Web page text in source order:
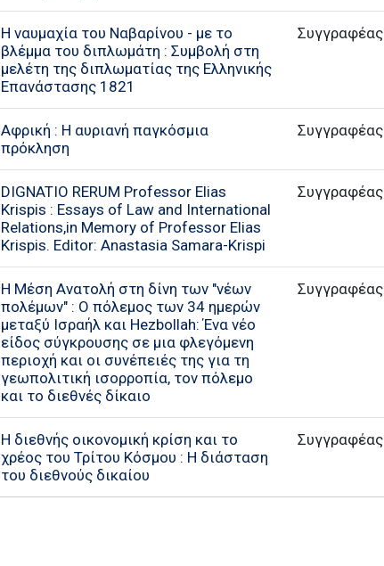
Η ναυμαχία του Ναβαρίνου - με το
βλέμμα του διπλωμάτη : Συμβολή στη
μελέτη της διπλωματίας της Ελληνικής
Επανάστασης 1821
Συγγραφέας
Αφρική : Η αυριανή παγκόσμια
πρόκληση
Συγγραφέας
DIGNATIO RERUM Professor Elias
Krispis : Essays of Law and International
Relations,in Memory of Professor Elias
Krispis. Editor: Anastasia Samara-Krispi
Συγγραφέας
Η Μέση Ανατολή στη δίνη των "νέων
πολέμων" : Ο πόλεμος των 34 ημερών
μεταξύ Ισραήλ και Hezbollah: Ένα νέο
είδος σύγκρουσης σε μια φλεγόμενη
περιοχή και οι συνέπειές της για τη
γεωπολιτική ισορροπία, τον πόλεμο
και το διεθνές δίκαιο
Συγγραφέας
Η διεθνής οικονομική κρίση και το
χρέος του Τρίτου Κόσμου : Η διάσταση
του διεθνούς δικαίου
Συγγραφέας